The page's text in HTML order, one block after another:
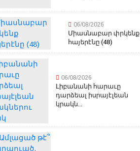
06/08/2026
Միասնաբար փրկենք
հայերէնը (48)
06/08/2026
Լիբանանի հարաւը
դարձեալ իսրայէլեան
կրակն...